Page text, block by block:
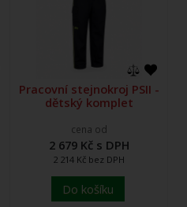
Pracovní stejnokroj PSII -
dětský komplet
cena od
2 679 Kč s DPH
2 214 Kč bez DPH
Do košíku